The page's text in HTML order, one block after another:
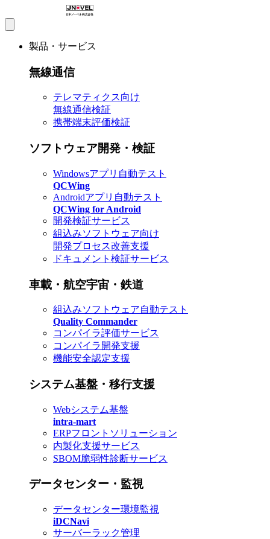
製品・サービス
無線通信
テレマティクス向け
無線通信検証
携帯端末評価検証
ソフトウェア開発・検証
Windowsアプリ自動テスト
QCWing
Androidアプリ自動テスト
QCWing for Android
開発検証サービス
組込みソフトウェア向け
開発プロセス改善支援
ドキュメント検証サービス
車載・航空宇宙・鉄道
組込みソフトウェア自動テスト
Quality Commander
コンパイラ評価サービス
コンパイラ開発支援
機能安全認定支援
システム基盤・移行支援
Webシステム基盤
intra-mart
ERPフロントソリューション
内製化支援サービス
SBOM脆弱性診断サービス
データセンター・監視
データセンター環境監視
iDCNavi
サーバーラック管理